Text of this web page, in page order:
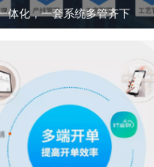
体化，一套系统多管齐下